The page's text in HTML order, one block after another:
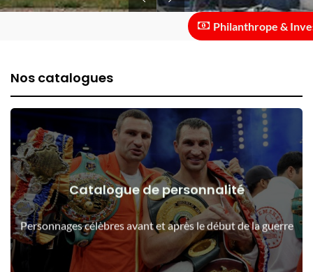
Philanthrope &
Nos catalogues
Catalogue de personnalité
Personnages célèbres avant et après le début de la guerre
Les gens avant et après le début de la guerre
Voir les détails